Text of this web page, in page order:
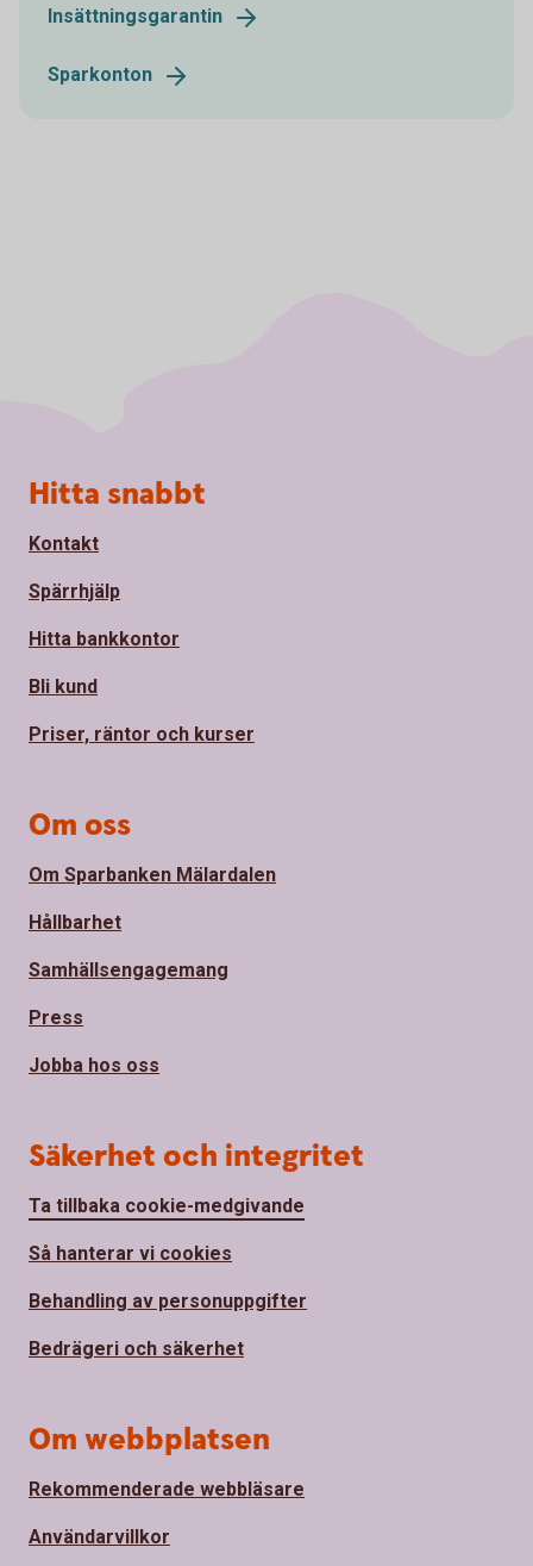
Insättningsgarantin
Sparkonton
Sidfot
Hitta snabbt
Kontakt
Spärrhjälp
Hitta bankkontor
Bli kund
Priser, räntor och kurser
Om oss
Om Sparbanken Mälardalen
Hållbarhet
Samhällsengagemang
Press
Jobba hos oss
Säkerhet och integritet
Ta tillbaka cookie-medgivande
Så hanterar vi cookies
Behandling av personuppgifter
Bedrägeri och säkerhet
Om webbplatsen
Rekommenderade webbläsare
Användarvillkor